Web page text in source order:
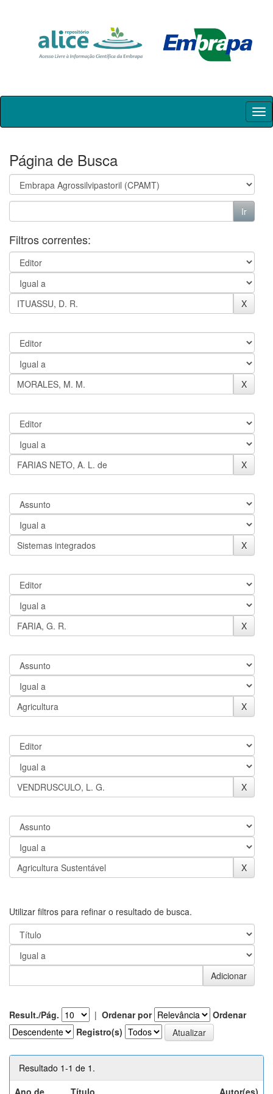
Skip
Página de Busca
Filtros correntes:
Utilizar filtros para refinar o resultado de busca.
Result./Pág. | Ordenar por
Ordenar
Registro(s)
Resultado 1-1 de 1.
Ano de
Título Autor(es)